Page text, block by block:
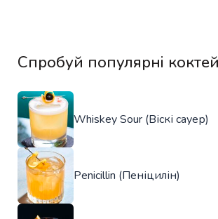
Спробуй популярні
Whiskey Sour (Віскі сауер)
Penicillin (Пеніцилін)